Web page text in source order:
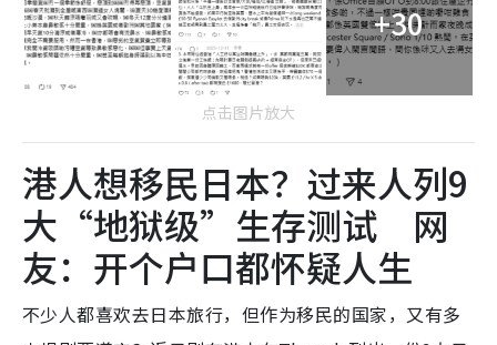
+30
点击图片放大
港人想移民日本？过来人列9
大“地狱级”生存测试 网
友：开个户口都怀疑人生
不少人都喜欢去日本旅行，但作为移民的国家，又有多